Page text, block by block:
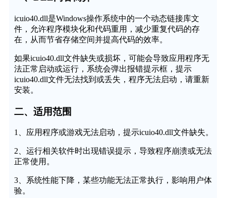
icuio40.dll是Windows操作系统中的一个动态链接库文
件，允许程序模块化和代码重用，减少重复代码的存
在，从而节省存储空间并提高代码的效率。
如果icuio40.dll文件缺失或损坏，可能会导致应用程序无
法正常启动或运行，系统会弹出报错提示框，提示
icuio40.dll文件无法找到或丢失，程序无法启动，请重新
安装。
二、适用范围
1、应用程序或游戏无法启动，提示icuio40.dll文件缺失。
2、运行相关软件时出现错误提示，导致程序崩溃或无法
正常使用。
3、系统性能下降，某些功能无法正常执行，影响用户体
验。